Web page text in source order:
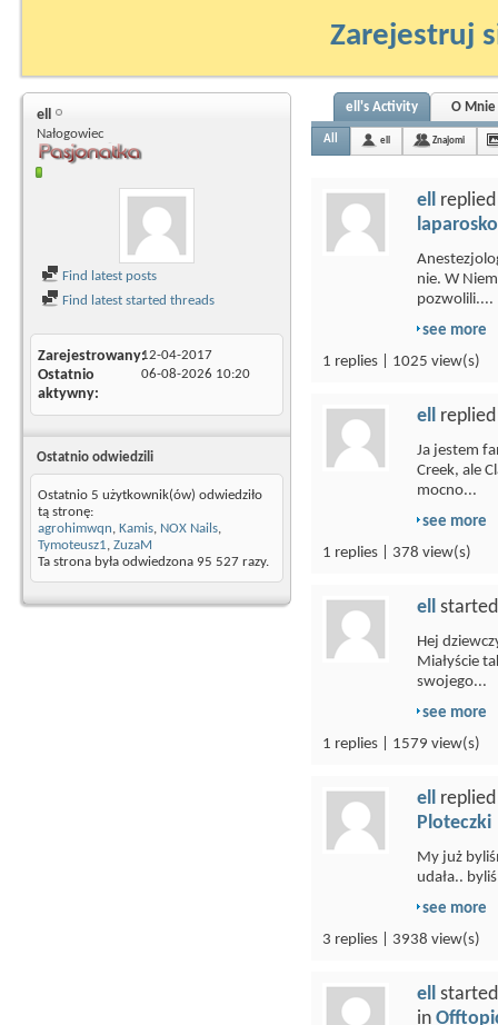
Zarejestruj
ell
Nałogowiec
Find latest posts
Find latest started threads
Zarejestrowany12-04-2017
Ostatnio
aktywny
06-08-2026 10:20
Ostatnio odwiedzili
Ostatnio 5 użytkownik(ów) odwiedziło
tą stronę:
agrohimwqn, Kamis, NOX Nails,
Tymoteusz1, ZuzaM
Ta strona była odwiedzona 95 527 razy.
ell's Activity O Mnie
All ell Znajomi
ell
nie. W
pozwolili....
see more
1 replies | 1025 view(s)
ell
Ja jestem
Creek, ale
mocno...
see more
1 replies | 378 view(s)
ell
Hej
Miałyście
swojego...
see more
1 replies | 1579 view(s)
ell
Ploteczki
My już
udała..
see more
3 replies | 3938 view(s)
ell
in